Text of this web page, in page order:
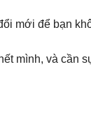
mới để bạn
mình, và cần